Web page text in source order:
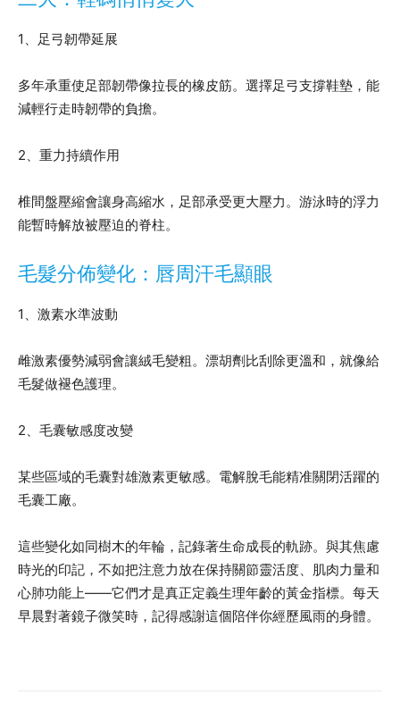
1、足弓韌帶延展
多年承重使足部韌帶像拉長的橡皮筋。選擇足弓支撐鞋墊，能
減輕行走時韌帶的負擔。
2、重力持續作用
椎間盤壓縮會讓身高縮水，足部承受更大壓力。游泳時的浮力
能暫時解放被壓迫的脊柱。
毛髮分佈變化：唇周汗毛顯眼
1、激素水準波動
雌激素優勢減弱會讓絨毛變粗。漂胡劑比刮除更溫和，就像給
毛髮做褪色護理。
2、毛囊敏感度改變
某些區域的毛囊對雄激素更敏感。電解脫毛能精准關閉活躍的
毛囊工廠。
這些變化如同樹木的年輪，記錄著生命成長的軌跡。與其焦慮
時光的印記，不如把注意力放在保持關節靈活度、肌肉力量和
心肺功能上——它們才是真正定義生理年齡的黃金指標。每天
早晨對著鏡子微笑時，記得感謝這個陪伴你經歷風雨的身體。